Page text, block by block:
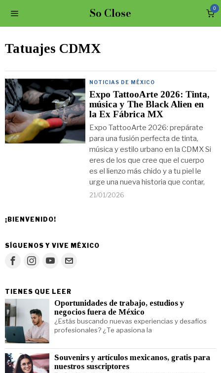
So Close 0
Tatuajes CDMX
NOTICIAS DE MÉXICO
Expo TattooArte 2026: Tinta,
música y The Black Alien en
la Ex Fábrica MX
Expo TattooArte 2026: prepárate
para una fusión perfecta de tinta,
música y estilo urbano en la CDMX Si
eres de los que cree que el cuerpo
es el lienzo más chido y a tu piel le
urge una nueva historia que contar,
21/01/2026
¡BIENVENIDO!
SÍGUENOS Y VIVE MÉXICO
TIENES QUE LEER
Oportunidades de trabajo, estudios y
negocios fuera de México
¿Estás buscando nuevas experiencias y desafíos
profesionales? ¿Te apasiona la
Souvenirs y artículos mexicanos, gratis para
nuestros suscriptores